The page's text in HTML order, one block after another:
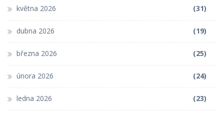
května 2026 (31)
dubna 2026 (19)
března 2026 (25)
února 2026 (24)
ledna 2026 (23)